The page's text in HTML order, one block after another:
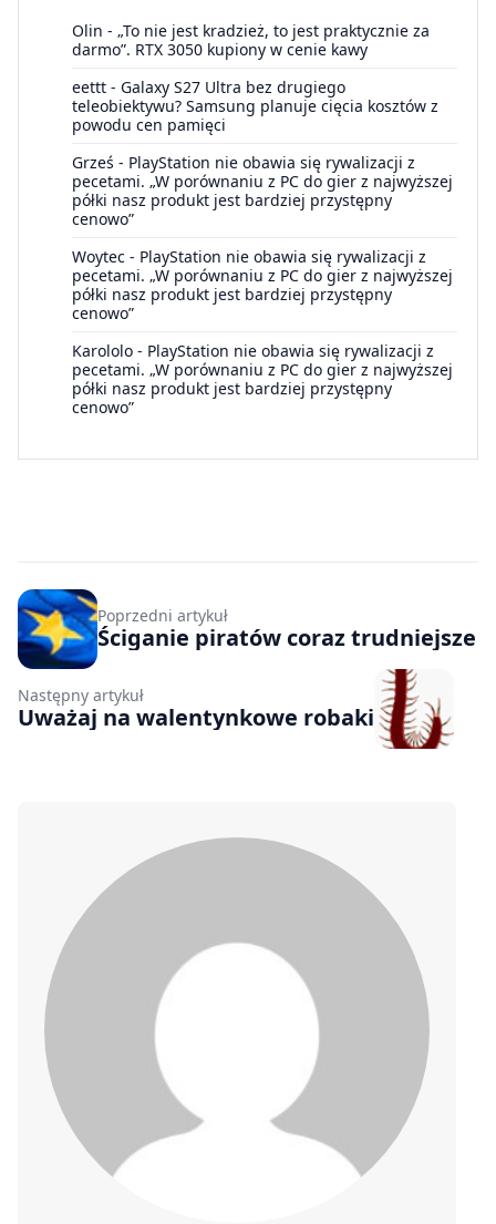
Olin - „To nie jest kradzież, to jest praktycznie za
darmo”. RTX 3050 kupiony w cenie kawy
eettt - Galaxy S27 Ultra bez drugiego
teleobiektywu? Samsung planuje cięcia kosztów z
powodu cen pamięci
Grześ - PlayStation nie obawia się rywalizacji z
pecetami. „W porównaniu z PC do gier z najwyższej
półki nasz produkt jest bardziej przystępny
cenowo”
Woytec - PlayStation nie obawia się rywalizacji z
pecetami. „W porównaniu z PC do gier z najwyższej
półki nasz produkt jest bardziej przystępny
cenowo”
Karololo - PlayStation nie obawia się rywalizacji z
pecetami. „W porównaniu z PC do gier z najwyższej
półki nasz produkt jest bardziej przystępny
cenowo”
Poprzedni artykuł
Ściganie piratów coraz trudniejsze
Następny artykuł
Uważaj na walentynkowe robaki